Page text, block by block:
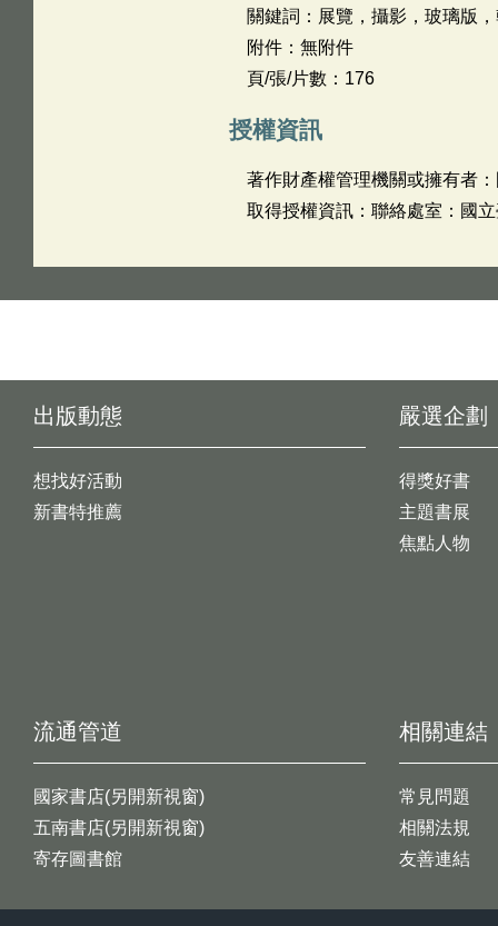
關鍵詞：展覽，攝影，玻璃版
附件：無附件
頁/張/片數：176
授權資訊
著作財產權管理機關或擁有者
取得授權資訊：聯絡處室：國
出版動態
想找好活動
新書特推薦
嚴選企劃
得獎好書
主題書展
焦點人物
流通管道
國家書店(另開新視窗)
五南書店(另開新視窗)
寄存圖書館
相關連結
常見問題
相關法規
友善連結